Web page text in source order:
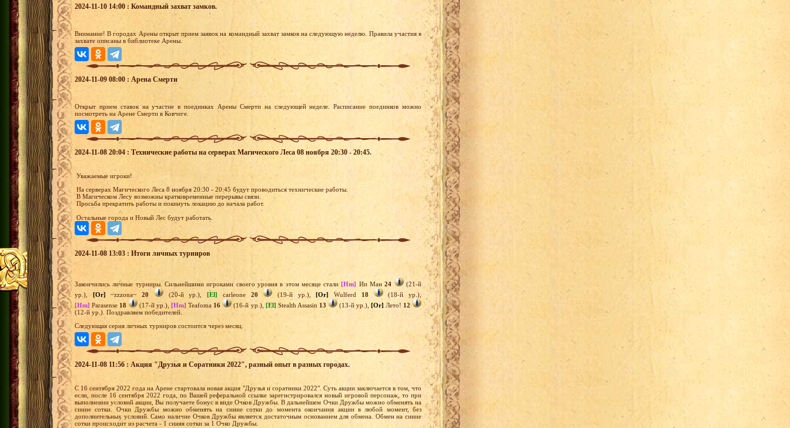
2024-11-10 14:00 : Командный захват замков.
Внимание! В городах Арены открыт прием заявок на командный захват замков на следующую неделю. Правила участия в
захвате описаны в библиотеке Арены.
2024-11-09 08:00 : Арена Смерти
Открыт прием ставок на участие в поединках Арены Смерти на следующей неделе. Расписание поединков можно
посмотреть на Арене Смерти в Ковчеге.
2024-11-08 20:04 : Технические работы на серверах Магического Леса 08 ноября 20:30 - 20:45.
Уважаемые игроки!
На серверах Магического Леса 8 ноября 20:30 - 20:45 будут проводиться технические работы.
В Магическом Лесу возможны кратковременные перерывы связи.
Просьба прекратить работы и покинуть локацию до начала работ.
Остальные города и Новый Лес будут работать.
2024-11-08 13:03 : Итоги личных турниров
Закончились личные турниры. Сильнейшими игроками своего уровня в этом месяце стали [Hm] Ип Ман24
(21-й
ур.),
[Or] ~zzzona~20 (20-й ур.), [El] carleone 20 (19-й ур.), [Or] Wulferd 18
(18-й ур.),
[Hm] Parasense 18 (17-й ур.), [Hm] Teafoma 16 (16-й ур.), [El] Stealth Assasin 13 (13-й ур.), [Or] Лето! 12
(12-й ур.). Поздравляем победителей.
Следующая серия личных турниров состоится через месяц.
2024-11-08 11:56 : Акция "Друзья и Соратники 2022", разный опыт в разных городах.
С 16 сентября 2022 года на Арене стартовала новая акция "Друзья и соратники 2022". Суть акции заключается в том, что
если, после 16 сентября 2022 года, по Вашей реферальной ссылке зарегистрировался новый игровой персонаж, то при
выполнении условий акции, Вы получаете бонус в виде Очков Дружбы. В дальнейшем Очки Дружбы можно обменять на
синие сотки. Очки Дружбы можно обменять на синие сотки до момента окончания акции в любой момент, без
дополнительных условий. Само наличие Очков Дружбы является достаточным основанием для обмена. Обмен на синие
сотки происходит из расчета - 1 синяя сотки за 1 Очко Дружбы.